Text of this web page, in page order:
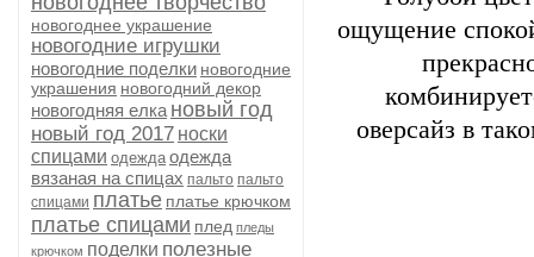
новогоднее украшение
новогодние игрушки
новогодние поделки новогодние
украшения новогодний декор
новогодняя елка новый год
новый год 2017 носки
спицами одежда одежда
вязаная на спицах пальто пальто
спицами платье платье крючком
платье спицами плед пледы
крючком поделки полезные
ощущение
оверсайз в